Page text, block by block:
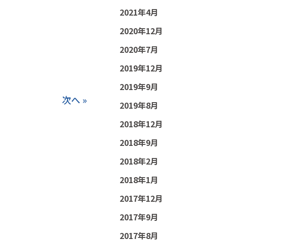
次へ »
2021年4月
2020年12月
2020年7月
2019年12月
2019年9月
2019年8月
2018年12月
2018年9月
2018年2月
2018年1月
2017年12月
2017年9月
2017年8月